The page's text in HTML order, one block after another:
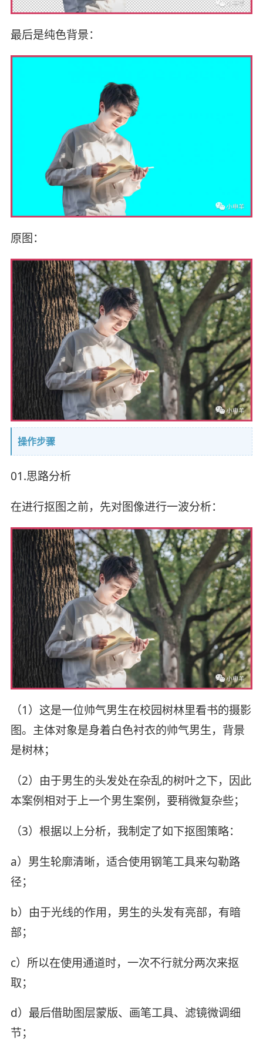
最后是纯色背景：
原图：
操作步骤
01.思路分析
在进行抠图之前，先对图像进行一波分析：
（1）这是一位帅气男生在校园树林里看书的摄影
图。主体对象是身着白色衬衣的帅气男生，背景
是树林；
（2）由于男生的头发处在杂乱的树叶之下，因此
本案例相对于上一个男生案例，要稍微复杂些；
（3）根据以上分析，我制定了如下抠图策略：
a）男生轮廓清晰，适合使用钢笔工具来勾勒路
径；
b）由于光线的作用，男生的头发有亮部，有暗
部；
c）所以在使用通道时，一次不行就分两次来抠
取；
d）最后借助图层蒙版、画笔工具、滤镜微调细
节；